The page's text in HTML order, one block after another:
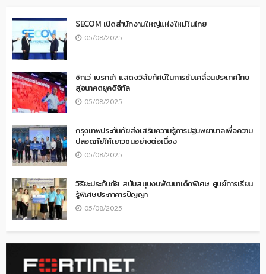
SECOM เปิดสำนักงานใหญ่แห่งใหม่ในไทย
05/08/2025
ซิกเว่ เบรกเก้ แสดงวิสัยทัศน์ในการขับเคลื่อนประเทศไทย
สู่อนาคตยุคดิจิทัล
05/08/2025
กรุงเทพประกันภัยส่งเสริมความรู้การปฐมพยาบาลเพื่อความ
ปลอดภัยให้เยาวชนอย่างต่อเนื่อง
05/08/2025
วิริยะประกันภัย สนับสนุนงบพัฒนาเด็กพิเศษ ศูนย์การเรียน
รู้พิเศษประภาคารปัญญา
05/08/2025